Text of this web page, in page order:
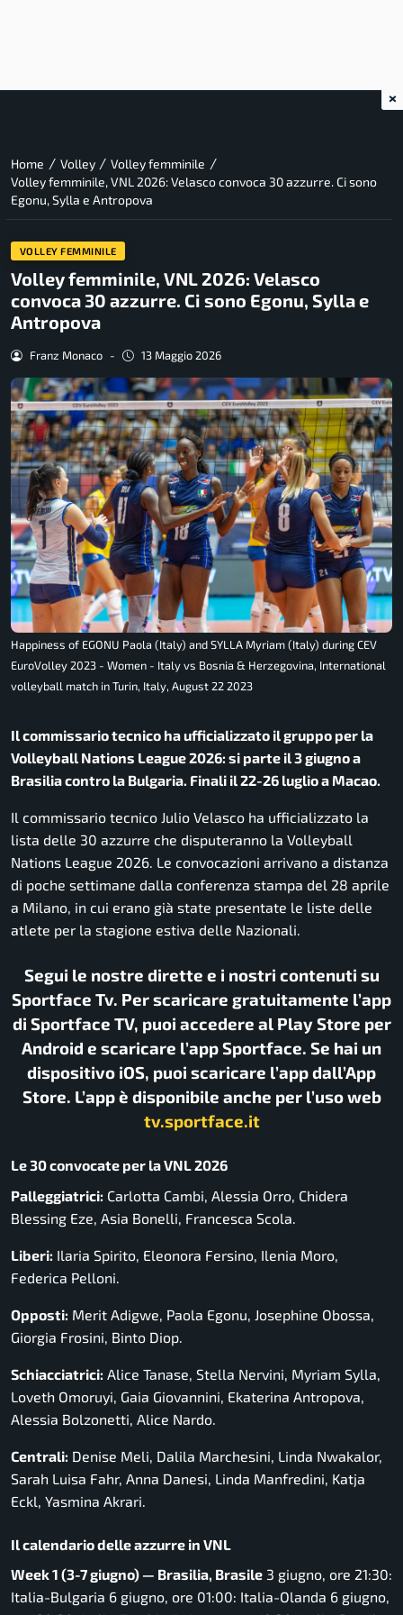
Home / Volley / Volley femminile /
Volley femminile, VNL 2026: Velasco convoca 30 azzurre. Ci sono
Egonu, Sylla e Antropova
VOLLEY FEMMINILE
Volley femminile, VNL 2026: Velasco
convoca 30 azzurre. Ci sono Egonu, Sylla e
Antropova
Franz Monaco - 13 Maggio 2026
Happiness of EGONU Paola (Italy) and SYLLA Myriam (Italy) during CEV
EuroVolley 2023 - Women - Italy vs Bosnia & Herzegovina, International
volleyball match in Turin, Italy, August 22 2023
Il commissario tecnico ha ufficializzato il gruppo per la
Volleyball Nations League 2026: si parte il 3 giugno a
Brasilia contro la Bulgaria. Finali il 22-26 luglio a Macao.
Il commissario tecnico Julio Velasco ha ufficializzato la
lista delle 30 azzurre che disputeranno la Volleyball
Nations League 2026. Le convocazioni arrivano a distanza
di poche settimane dalla conferenza stampa del 28 aprile
a Milano, in cui erano già state presentate le liste delle
atlete per la stagione estiva delle Nazionali.
Segui le nostre dirette e i nostri contenuti su
Sportface Tv. Per scaricare gratuitamente l’app
di Sportface TV, puoi accedere al Play Store per
Android e scaricare l’app Sportface. Se hai un
dispositivo iOS, puoi scaricare l’app dall’App
Store. L’app è disponibile anche per l’uso web
tv.sportface.it
Le 30 convocate per la VNL 2026
Palleggiatrici: Carlotta Cambi, Alessia Orro, Chidera
Blessing Eze, Asia Bonelli, Francesca Scola.
Liberi: Ilaria Spirito, Eleonora Fersino, Ilenia Moro,
Federica Pelloni.
Opposti: Merit Adigwe, Paola Egonu, Josephine Obossa,
Giorgia Frosini, Binto Diop.
Schiacciatrici: Alice Tanase, Stella Nervini, Myriam Sylla,
Loveth Omoruyi, Gaia Giovannini, Ekaterina Antropova,
Alessia Bolzonetti, Alice Nardo.
Centrali: Denise Meli, Dalila Marchesini, Linda Nwakalor,
Sarah Luisa Fahr, Anna Danesi, Linda Manfredini, Katja
Eckl, Yasmina Akrari.
Il calendario delle azzurre in VNL
Week 1 (3-7 giugno) — Brasilia, Brasile 3 giugno, ore 21:30:
Italia-Bulgaria 6 giugno, ore 01:00: Italia-Olanda 6 giugno,
×